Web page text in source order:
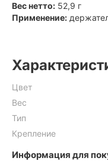
Вес нетто: 52,9 г
Применение:
Цвет
Вес
Тип
Крепление
Информация для